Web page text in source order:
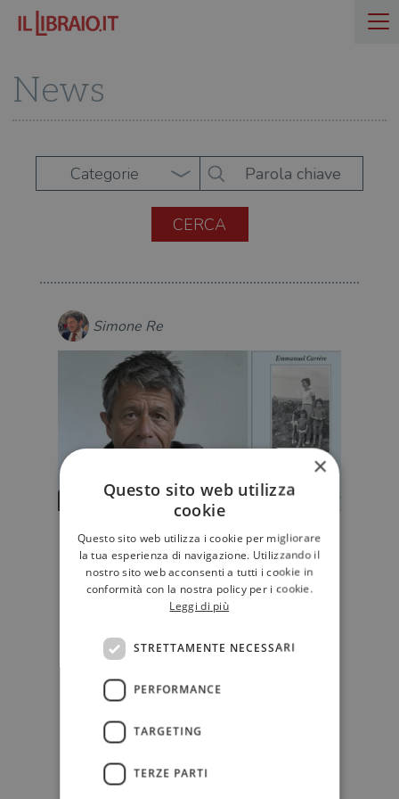
News
Categorie
Simone Re
Nel "Kolchoz" di Carrère la madre
è l’ultima patria (e l'autore ritorna
figlio)
Con "Kolchoz", Emmanuel Carrère
morte di Hélène Carrère d’En…
D'AUTORE
×
Questo sito web utilizza
cookie
Questo sito web utilizza i cookie per migliorare
la tua esperienza di navigazione. Utilizzando il
nostro sito web acconsenti a tutti i cookie in
conformità con la nostra policy per i cookie.
Leggi di più
STRETTAMENTE NECESSARI
PERFORMANCE
TARGETING
TERZE PARTI